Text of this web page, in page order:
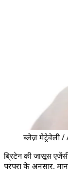
ब्लेज़ मेट्रेवेली /
ब्रिटेन की जासूस
परंपरा के अनुसार,